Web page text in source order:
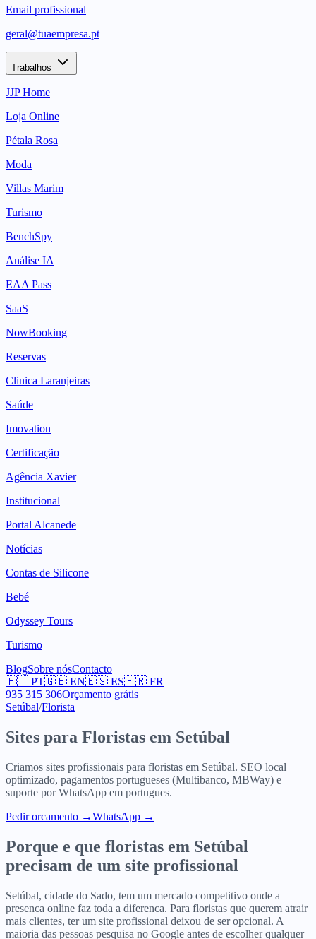
Email profissional
geral@tuaempresa.pt
Trabalhos
JJP Home
Loja Online
Pétala Rosa
Moda
Villas Marim
Turismo
BenchSpy
Análise IA
EAA Pass
SaaS
NowBooking
Reservas
Clinica Laranjeiras
Saúde
Imovation
Certificação
Agência Xavier
Institucional
Portal Alcanede
Notícias
Contas de Silicone
Bebé
Odyssey Tours
Turismo
BlogSobre nósContacto
🇵🇹 PT🇬🇧 EN🇪🇸 ES🇫🇷 FR
935 315 306Orçamento grátis
Setúbal/Florista
Sites para Floristas em Setúbal
Criamos sites profissionais para floristas em Setúbal. SEO local
optimizado, pagamentos portugueses (Multibanco, MBWay) e
suporte por WhatsApp em portugues.
Pedir orcamento →WhatsApp →
Porque e que floristas em Setúbal
precisam de um site profissional
Setúbal, cidade do Sado, tem um mercado competitivo onde a
presenca online faz toda a diferenca. Para floristas que querem atrair
mais clientes, ter um site profissional deixou de ser opcional. A
maioria das pessoas pesquisa no Google antes de escolher qualquer